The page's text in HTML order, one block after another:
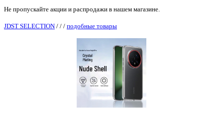
Не пропускайте акции и распродажи в нашем магазине.
JDST SELECTION / / / подобные товары